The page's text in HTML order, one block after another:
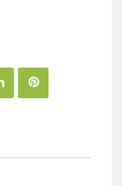
LinkedIn